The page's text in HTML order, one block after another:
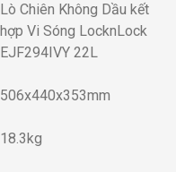
Lò Chiên Không Dầu kết
hợp Vi Sóng LocknLock
EJF294IVY 22L
506x440x353mm
18.3kg